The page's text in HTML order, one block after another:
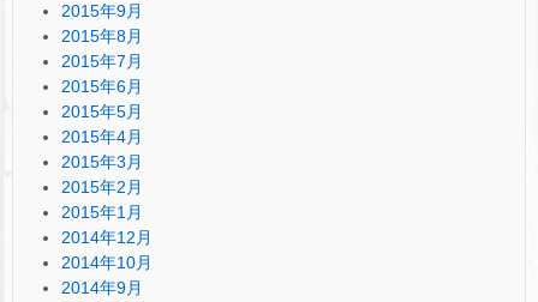
2015年9月
2015年8月
2015年7月
2015年6月
2015年5月
2015年4月
2015年3月
2015年2月
2015年1月
2014年12月
2014年10月
2014年9月